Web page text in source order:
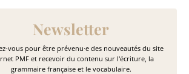
Newsletter
vous pour être prévenu·e des nouveautés du site
PMF et recevoir du contenu sur l'écriture, la
grammaire française et le vocabulaire.